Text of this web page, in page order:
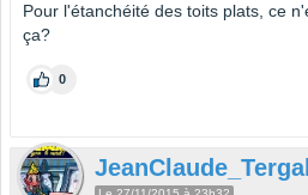
Pour l'étanchéité des toits plats, ce
ça?
0
JeanClaude_Tergal